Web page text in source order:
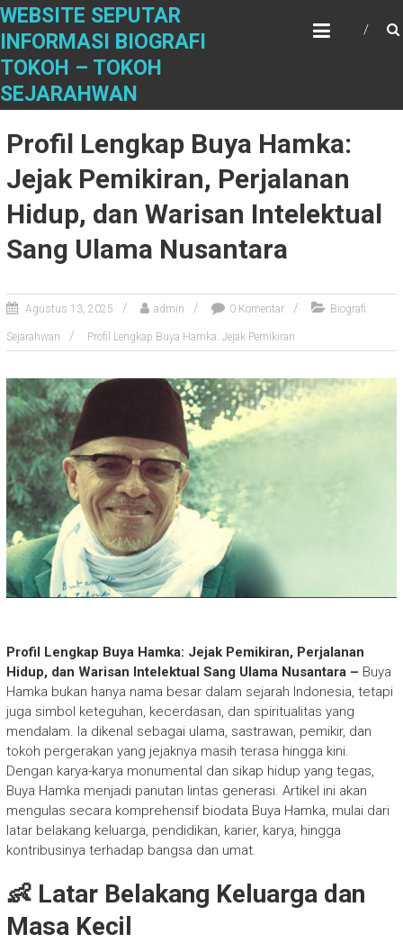
S
t
o
WEBSITE SEPUTAR
INFORMASI BIOGRAFI
TOKOH – TOKOH
SEJARAHWAN
Profil Lengkap Buya Hamka:
Jejak Pemikiran, Perjalanan
Hidup, dan Warisan Intelektual
Sang Ulama Nusantara
Agustus 13, 2025 admin 0 Komentar Biografi
Sejarahwan Profil Lengkap Buya Hamka: Jejak Pemikiran
Profil Lengkap Buya Hamka: Jejak Pemikiran, Perjalanan
Hidup, dan Warisan Intelektual Sang Ulama Nusantara – Buya
Hamka bukan hanya nama besar dalam sejarah Indonesia, tetapi
juga simbol keteguhan, kecerdasan, dan spiritualitas yang
mendalam. Ia dikenal sebagai ulama, sastrawan, pemikir, dan
tokoh pergerakan yang jejaknya masih terasa hingga kini.
Dengan karya-karya monumental dan sikap hidup yang tegas,
Buya Hamka menjadi panutan lintas generasi. Artikel ini akan
mengulas secara komprehensif biodata Buya Hamka, mulai dari
latar belakang keluarga, pendidikan, karier, karya, hingga
kontribusinya terhadap bangsa dan umat.
👶 Latar Belakang Keluarga dan
Masa Kecil